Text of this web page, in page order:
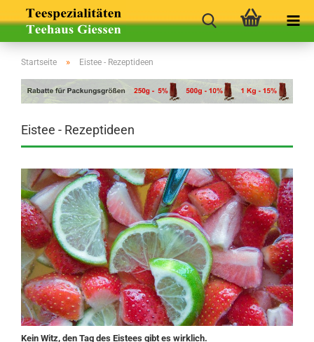
Startseite » Eistee - Rezeptideen
Eistee - Rezeptideen
Kein Witz, den Tag des Eistees gibt es wirklich.